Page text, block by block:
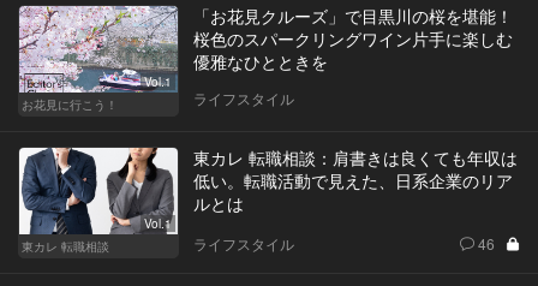
Vol.1
お花見に行こう！
「お花見クルーズ」で目黒川の桜を堪能！
桜色のスパークリングワイン片手に楽しむ
優雅なひとときを
ライフスタイル
Vol.1
東カレ 転職相談
東カレ 転職相談：肩書きは良くても年収は
低い。転職活動で見えた、日系企業のリア
ルとは
ライフスタイル 46